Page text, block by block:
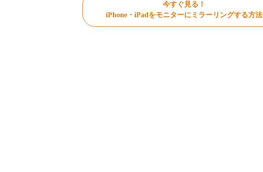
今すぐ見る！
iPhone・iPadをモニターにミラーリングする方法